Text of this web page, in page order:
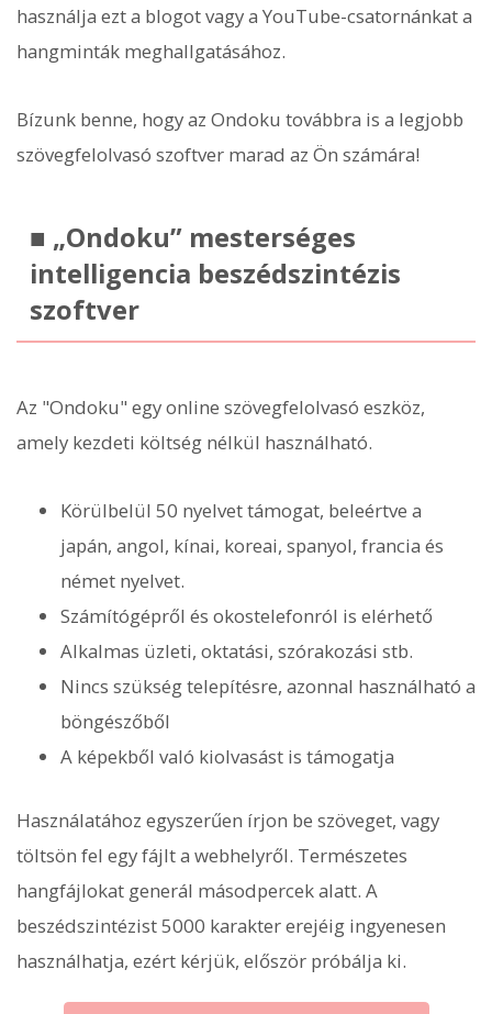
használja ezt a blogot vagy a YouTube-csatornánkat a
hangminták meghallgatásához.
Bízunk benne, hogy az Ondoku továbbra is a legjobb
szövegfelolvasó szoftver marad az Ön számára!
■ „Ondoku” mesterséges
intelligencia beszédszintézis
szoftver
Az "Ondoku" egy online szövegfelolvasó eszköz,
amely kezdeti költség nélkül használható.
Körülbelül 50 nyelvet támogat, beleértve a
japán, angol, kínai, koreai, spanyol, francia és
német nyelvet.
Számítógépről és okostelefonról is elérhető
Alkalmas üzleti, oktatási, szórakozási stb.
Nincs szükség telepítésre, azonnal használható a
böngészőből
A képekből való kiolvasást is támogatja
Használatához egyszerűen írjon be szöveget, vagy
töltsön fel egy fájlt a webhelyről. Természetes
hangfájlokat generál másodpercek alatt. A
beszédszintézist 5000 karakter erejéig ingyenesen
használhatja, ezért kérjük, először próbálja ki.